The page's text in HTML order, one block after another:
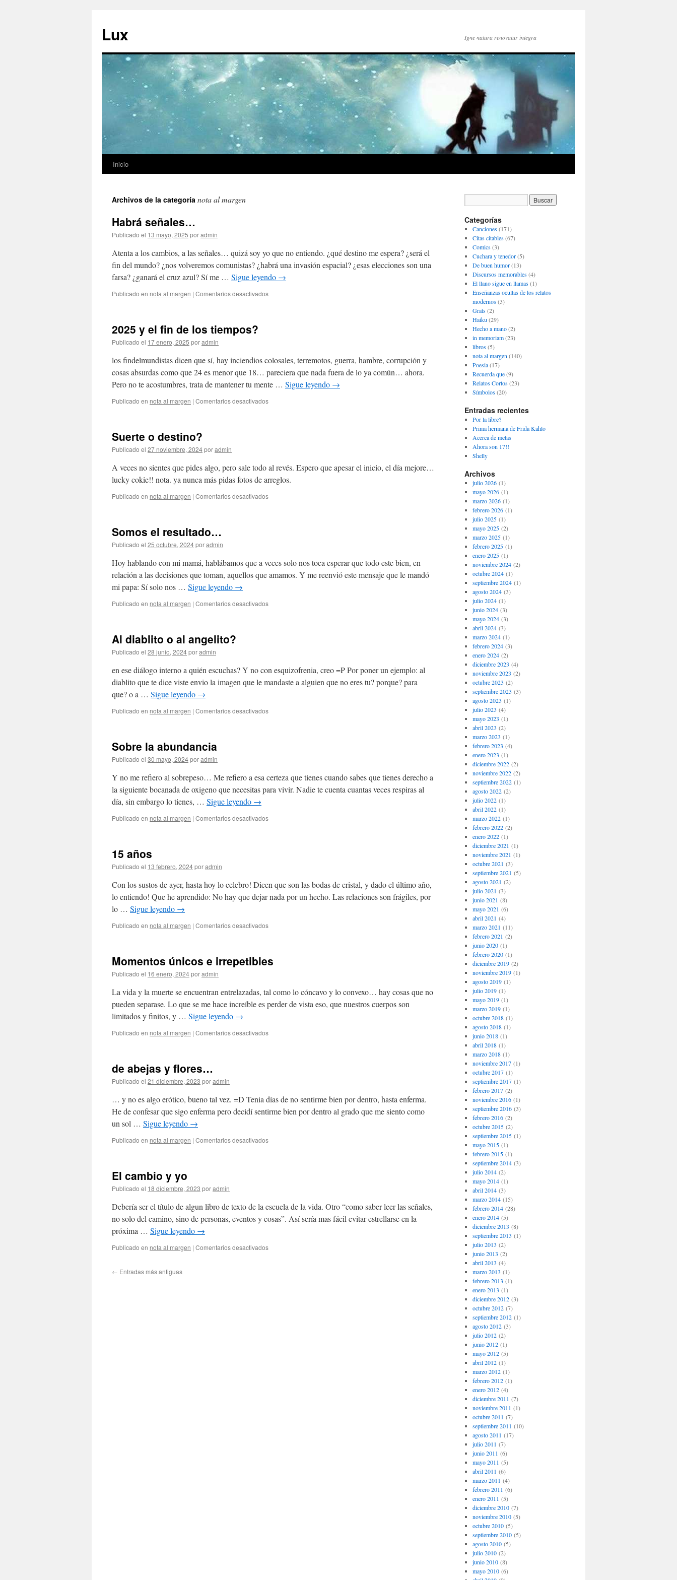
contenido
Lux Igne natura renovatur integra
Inicio
Archivos de la categoría nota al margen
Habrá señales…
Publicado el 13 mayo, 2025 poradmin
Atenta a los cambios, a las señales… quizá soy yo que no entiendo. ¿qué destino me espera? ¿será el
fin del mundo? ¿nos volveremos comunistas? ¿habrá una invasión espacial? ¿esas elecciones son una
farsa? ¿ganará el cruz azul? Sí me … Sigue leyendo →
Publicado en nota al margen | Comentarios desactivadosen
2025 y el fin de los tiempos?
Publicado el 17 enero, 2025 poradmin
los findelmundistas dicen que sí, hay inciendios colosales, terremotos, guerra, hambre, corrupción y
cosas absurdas como que 24 es menor que 18… pareciera que nada fuera de lo ya común… ahora.
Pero no te acostumbres, trata de mantener tu mente … Sigue leyendo →
Publicado en nota al margen | Comentarios desactivadosen
tiempos?
Suerte o destino?
Publicado el 27 noviembre, 2024poradmin
A veces no sientes que pides algo, pero sale todo al revés. Espero que apesar el inicio, el día mejore…
lucky cokie!! nota. ya nunca más pidas fotos de arreglos.
Publicado en nota al margen | Comentarios desactivadosen
Somos el resultado…
Publicado el 25 octubre, 2024poradmin
Hoy hablando con mi mamá, hablábamos que a veces solo nos toca esperar que todo este bien, en
relación a las decisiones que toman, aquellos que amamos. Y me reenvió este mensaje que le mandó
mi papa: Sí solo nos … Sigue leyendo →
Publicado en nota al margen | Comentarios desactivadosen
Al diablito o al angelito?
Publicado el 28 junio, 2024poradmin
en ese diálogo interno a quién escuchas? Y no con esquizofrenia, creo =P Por poner un ejemplo: al
diablito que te dice viste envio la imagen que le mandaste a alguien que no eres tu? porque? para
que? o a … Sigue leyendo →
Publicado en nota al margen | Comentarios desactivadosen
Sobre la abundancia
Publicado el 30 mayo, 2024poradmin
Y no me refiero al sobrepeso… Me refiero a esa certeza que tienes cuando sabes que tienes derecho a
la siguiente bocanada de oxigeno que necesitas para vivir. Nadie te cuenta cuantas veces respiras al
día, sin embargo lo tienes, … Sigue leyendo →
Publicado en nota al margen | Comentarios desactivadosen
15 años
Publicado el 13 febrero, 2024poradmin
Con los sustos de ayer, hasta hoy lo celebro! Dicen que son las bodas de cristal, y dado el último año,
lo entiendo! Que he aprendido: No hay que dejar nada por un hecho. Las relaciones son frágiles, por
lo … Sigue leyendo →
Publicado en nota al margen | Comentarios desactivadosen
Momentos únicos e irrepetibles
Publicado el 16 enero, 2024poradmin
La vida y la muerte se encuentran entrelazadas, tal como lo cóncavo y lo convexo… hay cosas que no
pueden separase. Lo que se me hace increíble es perder de vista eso, que nuestros cuerpos son
limitados y finitos, y … Sigue leyendo →
Publicado en nota al margen | Comentarios desactivadosen
de abejas y flores…
Publicado el 21 diciembre, 2023 poradmin
… y no es algo erótico, bueno tal vez. =D Tenia días de no sentirme bien por dentro, hasta enferma.
He de confesar que sigo enferma pero decidí sentirme bien por dentro al grado que me siento como
un sol … Sigue leyendo →
Publicado en nota al margen | Comentarios desactivadosen
El cambio y yo
Publicado el 18 diciembre, 2023 poradmin
Debería ser el título de algun libro de texto de la escuela de la vida. Otro “como saber leer las señales,
no solo del camino, sino de personas, eventos y cosas”. Así sería mas fácil evitar estrellarse en la
próxima … Sigue leyendo →
Publicado en nota al margen | Comentarios desactivadosen
← Entradas más antiguas
Categorías
Canciones(171)
Citas citables(67)
Comics(3)
Cuchara y tenedor(5)
De buen humor(13)
Discursos memorables(4)
El llano sigue en llamas(1)
Enseñanzas ocultas de los relatos
modernos(3)
Grats(2)
Haiku (29)
Hecho a mano(2)
in memoriam(23)
libros(5)
nota al margen (140)
Poesia(17)
Recuerda que(9)
Relatos Cortos(23)
Símbolos(20)
Entradas recientes
Por la libre?
Prima hermana de Frida Kahlo
Acerca de metas
Ahora son 17!!
Shelly
Archivos
julio 2026(1)
mayo 2026(1)
marzo 2026(1)
febrero 2026(1)
julio 2025(1)
mayo 2025(2)
marzo 2025(1)
febrero 2025(1)
enero 2025(1)
noviembre 2024(2)
octubre 2024(1)
septiembre 2024(1)
agosto 2024(3)
julio 2024(1)
junio 2024(3)
mayo 2024(3)
abril 2024(3)
marzo 2024(1)
febrero 2024(3)
enero 2024(2)
diciembre 2023 (4)
noviembre 2023 (2)
octubre 2023 (2)
septiembre 2023 (3)
agosto 2023 (1)
julio 2023 (4)
mayo 2023 (1)
abril 2023 (2)
marzo 2023 (1)
febrero 2023 (4)
enero 2023 (1)
diciembre 2022(2)
noviembre 2022(2)
septiembre 2022(1)
agosto 2022(2)
julio 2022(1)
abril 2022(1)
marzo 2022(1)
febrero 2022(2)
enero 2022(1)
diciembre 2021 (1)
noviembre 2021 (1)
octubre 2021 (3)
septiembre 2021 (5)
agosto 2021 (2)
julio 2021 (3)
junio 2021 (8)
mayo 2021 (6)
abril 2021 (4)
marzo 2021 (11)
febrero 2021 (2)
junio 2020(1)
febrero 2020(1)
diciembre 2019(2)
noviembre 2019(1)
agosto 2019(1)
julio 2019(1)
mayo 2019(1)
marzo 2019(1)
octubre 2018(1)
agosto 2018(1)
junio 2018(1)
abril 2018(1)
marzo 2018(1)
noviembre 2017(1)
octubre 2017(1)
septiembre 2017(1)
febrero 2017(2)
noviembre 2016(1)
septiembre 2016(3)
febrero 2016(2)
octubre 2015(2)
septiembre 2015(1)
mayo 2015(1)
febrero 2015(1)
septiembre 2014(3)
julio 2014(2)
mayo 2014(1)
abril 2014(3)
marzo 2014(15)
febrero 2014(28)
enero 2014(5)
diciembre 2013 (8)
septiembre 2013 (1)
julio 2013 (2)
junio 2013 (2)
abril 2013 (4)
marzo 2013 (1)
febrero 2013 (1)
enero 2013 (1)
diciembre 2012(3)
octubre 2012(7)
septiembre 2012(1)
agosto 2012(3)
julio 2012(2)
junio 2012(1)
mayo 2012(5)
abril 2012(1)
marzo 2012(1)
febrero 2012(1)
enero 2012(4)
diciembre 2011 (7)
noviembre 2011 (1)
octubre 2011 (7)
septiembre 2011 (10)
agosto 2011 (17)
julio 2011 (7)
junio 2011 (6)
mayo 2011 (5)
abril 2011 (6)
marzo 2011 (4)
febrero 2011 (6)
enero 2011 (5)
diciembre 2010(7)
noviembre 2010(5)
octubre 2010(5)
septiembre 2010(5)
agosto 2010(5)
julio 2010(2)
junio 2010(8)
mayo 2010(6)